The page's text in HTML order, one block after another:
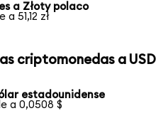
a Złoty polaco
a 51,12 zł
criptomonedas a USD
estadounidense
a 0,0508 $